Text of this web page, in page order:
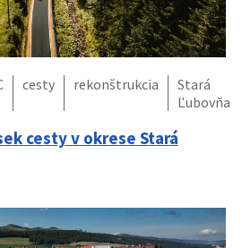
cesty rekonštrukcia
Stará
Ľubovňa
cesty v okrese Stará